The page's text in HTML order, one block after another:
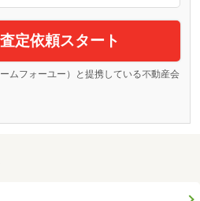
定依頼スタート
ムフォーユー）と提携している不動産会